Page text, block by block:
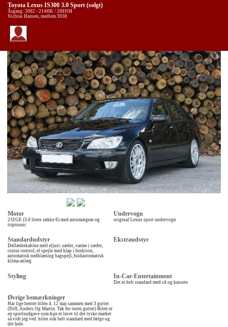
Toyota Lexus IS300 3.0 Sport (solgt)
Årgang: 2002 - 214HK / 288NM
Nichlas Hansen, medlem 3938
Motor
2JZGE (3.0 liters række 6) med automatgear og
triptronic
Undervogn
original Lexus sport undervogn
Standardudstyr
Dellæderkabine med eljust. sæder, varme i sæder,
cruise control, el spejle med klap i funktion,
automatisk nedblæning bagspejl, fuldautomatisk
klima anlæg
Ekstraudstyr
Styling In-Car-Entertainment
Det er helt standard med cd og kassete
Øvrige bemærkninger
Har lige hentet bilen d. 12 maj sammen med 3 gutter
(Diff, Anders Og Martin. Tak for turen gutter) Bilen er
en sportsudgave som kun er lavet til det tyske market
så vidt jeg ved. bilen står helt standard med fælge og
det hele.